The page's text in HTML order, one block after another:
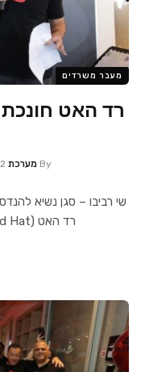
מעבר משרדים
רד האט
By מערכת AVMASTER 22
שי רביבו – סגן נשיא
רד האט (Red Hat), הספקית המובילה בעולם…